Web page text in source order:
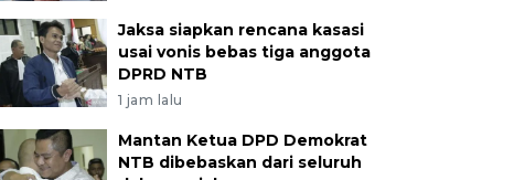
Jaksa siapkan rencana kasasi
usai vonis bebas tiga anggota
DPRD NTB
1 jam lalu
Mantan Ketua DPD Demokrat
NTB dibebaskan dari seluruh